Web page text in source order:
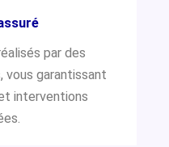
par des
vous garantissant
interventions